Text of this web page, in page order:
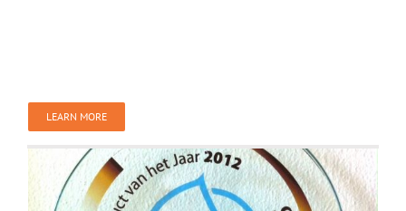
LEARN MORE